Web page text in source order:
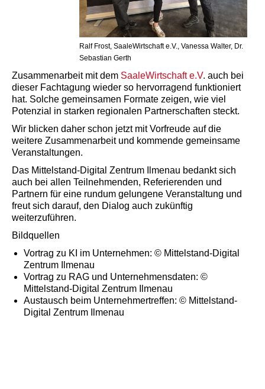
Ralf Frost, SaaleWirtschaft e.V., Vanessa Walter, Dr.
Sebastian Gerth
Zusammenarbeit mit dem SaaleWirtschaft e.V. auch bei
dieser Fachtagung wieder so hervorragend funktioniert
hat. Solche gemeinsamen Formate zeigen, wie viel
Potenzial in starken regionalen Partnerschaften steckt.
Wir blicken daher schon jetzt mit Vorfreude auf die
weitere Zusammenarbeit und kommende gemeinsame
Veranstaltungen.
Das Mittelstand-Digital Zentrum Ilmenau bedankt sich
auch bei allen Teilnehmenden, Referierenden und
Partnern für eine rundum gelungene Veranstaltung und
freut sich darauf, den Dialog auch zukünftig
weiterzuführen.
Bildquellen
Vortrag zu KI im Unternehmen: © Mittelstand-Digital
Zentrum Ilmenau
Vortrag zu RAG und Unternehmensdaten: ©
Mittelstand-Digital Zentrum Ilmenau
Austausch beim Unternehmertreffen: © Mittelstand-
Digital Zentrum Ilmenau